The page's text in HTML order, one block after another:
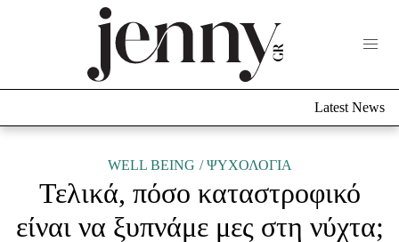
Culture
Fashion
Shopping
Latest News
WELL BEING ΨΥΧΟΛΟΓΙΑ
Τελικά, πόσο καταστροφικό
είναι να ξυπνάμε μες στη νύχτα;